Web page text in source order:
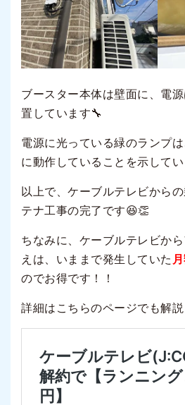
ブースター本体は壁面に、電
置しています🔧
電源に光っている緑のランプ
に動作していることを示して
以上で、ケーブルテレビから
テナ工事の完了です😆👏
ちなみに、ケーブルテレビか
えは、いままで発生していた
のでお得です！！
詳細はこちらのページでも解